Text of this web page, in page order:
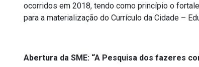
ocorridos em 2018, tendo como princípio o
para a materialização do Currículo da Cidade –
Abertura da SME: “A Pesquisa dos fazeres